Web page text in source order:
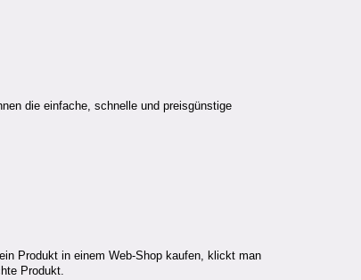
die einfache, schnelle und preisgünstige
Produkt in einem Web-Shop kaufen, klickt man
Produkt.